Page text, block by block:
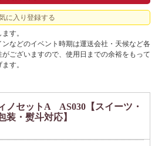
に入り登録する
す。
などのイベント時期は運送会社・天候など各
ございますので、使用日までの余裕をもって
す。
ノセットA AS030【スイーツ・
装・熨斗対応】